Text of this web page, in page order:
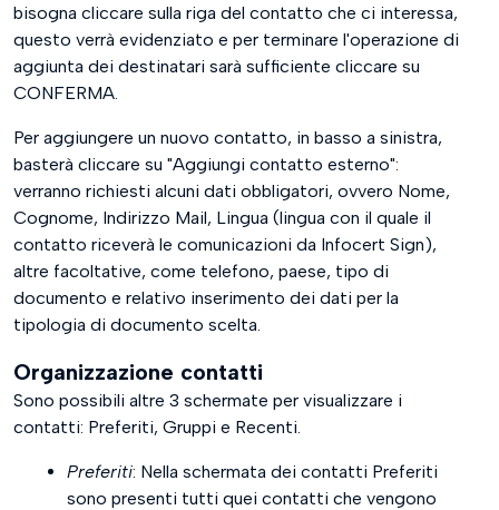
bisogna cliccare sulla riga del contatto che ci interessa,
questo verrà evidenziato e per terminare l'operazione di
aggiunta dei destinatari sarà sufficiente cliccare su
CONFERMA.
Per aggiungere un nuovo contatto, in basso a sinistra,
basterà cliccare su "Aggiungi contatto esterno":
verranno richiesti alcuni dati obbligatori, ovvero Nome,
Cognome, Indirizzo Mail, Lingua (lingua con il quale il
contatto riceverà le comunicazioni da Infocert Sign),
altre facoltative, come telefono, paese, tipo di
documento e relativo inserimento dei dati per la
tipologia di documento scelta.
Organizzazione contatti
Sono possibili altre 3 schermate per visualizzare i
contatti: Preferiti, Gruppi e Recenti.
Preferiti: Nella schermata dei contatti Preferiti
sono presenti tutti quei contatti che vengono